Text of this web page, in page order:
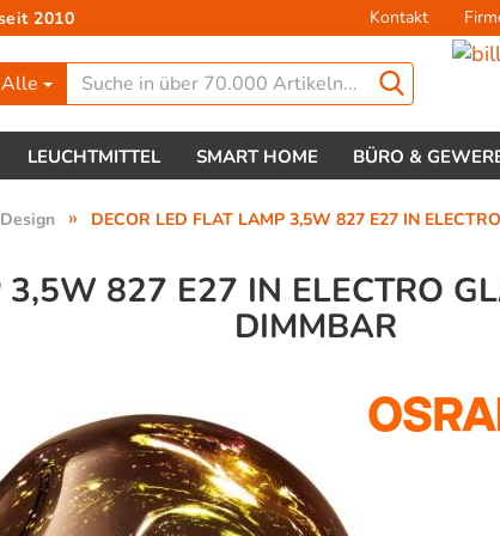
2010 Kontakt
Lieferland
Alle
LEUCHTMITTEL SMART HOME BÜRO &
Design » DECOR LED FLAT LAMP 3,5W 827 E27 IN
3,5W 827 E27 IN ELECTRO
DIMMBAR